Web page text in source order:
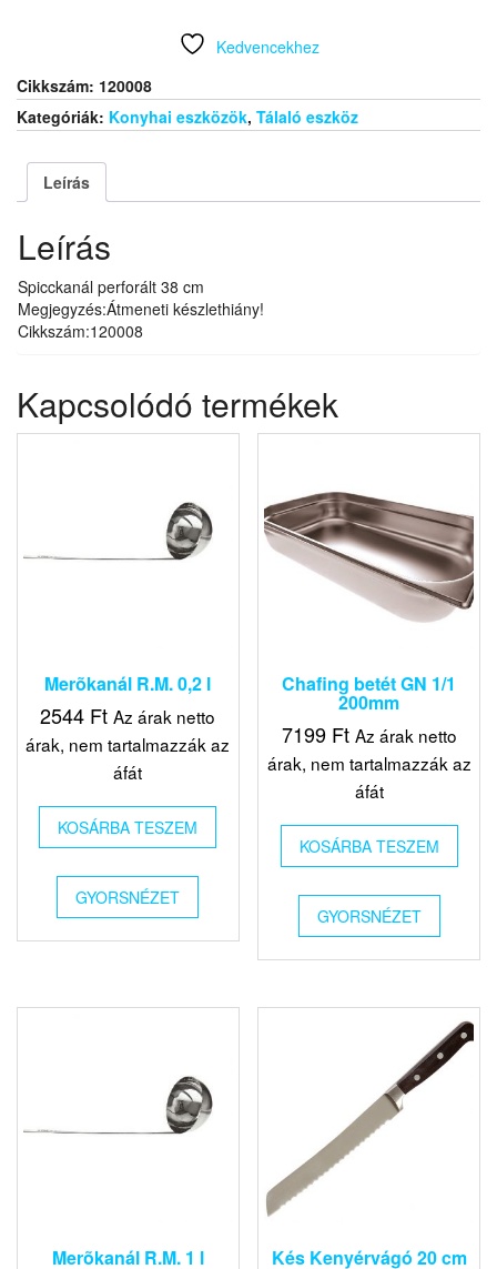
Kedvencekhez
Cikkszám: 120008
Kategóriák: Konyhai eszközök, Tálaló eszköz
Leírás
Leírás
Spicckanál perforált 38 cm
Megjegyzés:Átmeneti készlethiány!
Cikkszám:120008
Kapcsolódó termékek
Merõkanál R.M. 0,2 l
2544 Ft Az árak netto
árak, nem tartalmazzák az
áfát
KOSÁRBA TESZEM
GYORSNÉZET
Chafing betét GN 1/1
200mm
7199 Ft Az árak netto
árak, nem tartalmazzák az
áfát
KOSÁRBA TESZEM
GYORSNÉZET
Merõkanál R.M. 1 l Kés Kenyérvágó 20 cm